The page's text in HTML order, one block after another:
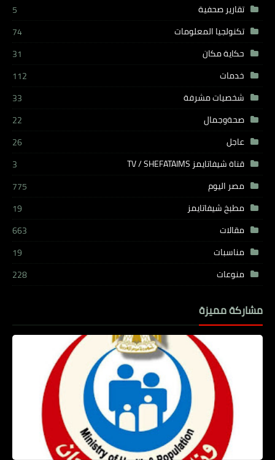
تقارير صحفية
5
تكنولجيا المعلومات
74
حكاية مكان
31
خدمات
112
شخصيات مشرفة
33
صحةوجمال
22
عاجل
26
قناة شيفاتايمز TV / SHEFATAIMS
3
مصر اليوم
775
مطبخ شيفاتايمز
19
مقالات
663
مناسبات
19
منوعات
228
مشاركة مميزة